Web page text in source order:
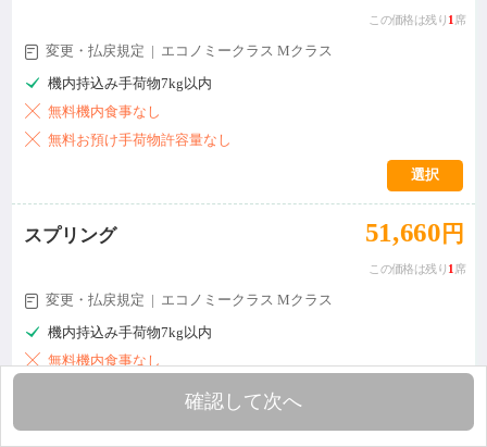
この価格は残り 1席
 変更・払戻規定 | エコノミークラス Mクラス
 機内持込み手荷物7kg以内
 無料機内食事なし
 無料お預け手荷物許容量なし
選択
スプリング 51,660 円
この価格は残り 1 席
 変更・払戻規定 | エコノミークラス Mクラス
 機内持込み手荷物7kg以内
 無料機内食事なし
確認して次へ